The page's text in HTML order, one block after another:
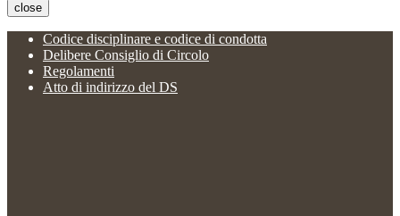
close
Codice disciplinare e codice di condotta
Delibere Consiglio di Circolo
Regolamenti
Atto di indirizzo del DS